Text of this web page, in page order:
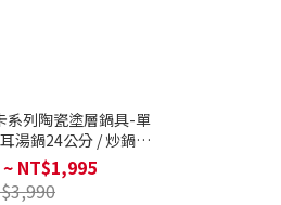
系列陶瓷塗層鍋具-單
24公分 / 炒鍋24
30公分 (Q導全覆底/
斯爐電磁爐可用)
NT$1,995